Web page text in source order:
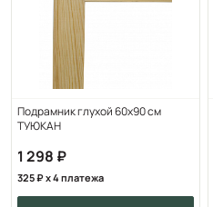
Подрамник глухой 60х90 см
ТУЮКАН
1 298
325 x 4 платежа